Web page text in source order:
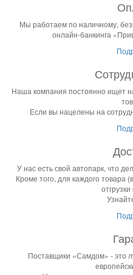
Мы работаем по наличному,
онлайн-банкинга
Наша компания постоянно ищет
Если вы нацелены на
У нас есть свой автопарк, что
Кроме того, для каждого товара
Поставщики «Самдом» - это